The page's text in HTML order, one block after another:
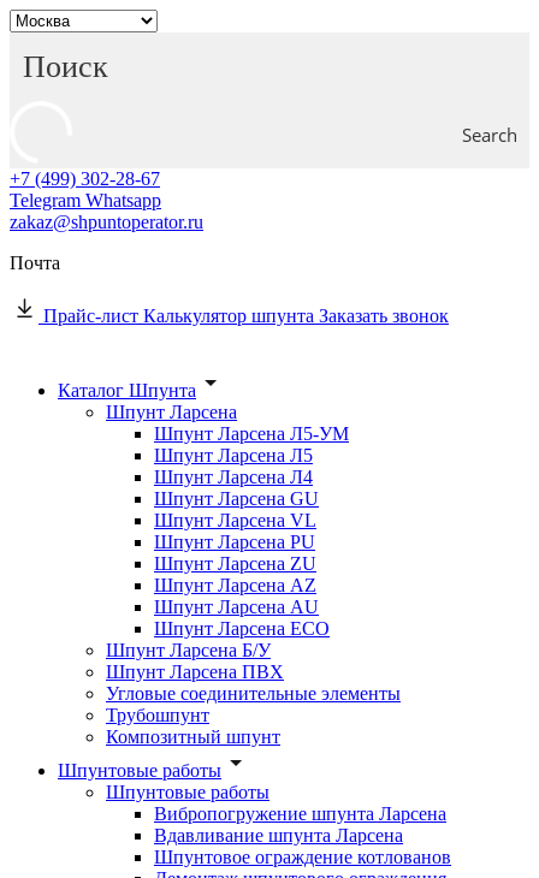
Search
+7 (499) 302-28-67
Telegram Whatsapp
zakaz@shpuntoperator.ru
Почта
Прайс-лист Калькулятор шпунта Заказать звонок
Каталог Шпунта
Шпунт Ларсена
Шпунт Ларсена Л5-УМ
Шпунт Ларсена Л5
Шпунт Ларсена Л4
Шпунт Ларсена GU
Шпунт Ларсена VL
Шпунт Ларсена PU
Шпунт Ларсена ZU
Шпунт Ларсена AZ
Шпунт Ларсена AU
Шпунт Ларсена ECO
Шпунт Ларсена Б/У
Шпунт Ларсена ПВХ
Угловые соединительные элементы
Трубошпунт
Композитный шпунт
Шпунтовые работы
Шпунтовые работы
Вибропогружение шпунта Ларсена
Вдавливание шпунта Ларсена
Шпунтовое ограждение котлованов